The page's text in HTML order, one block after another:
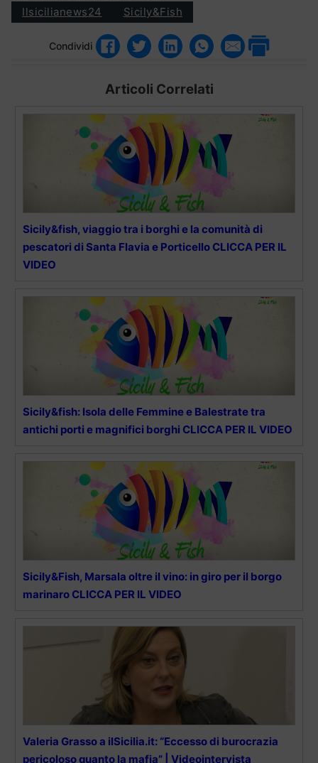
Ilsicilianews24 Sicily&Fish
Condividi
Articoli Correlati
Sicily&fish, viaggio tra i borghi e la comunità di
pescatori di Santa Flavia e Porticello CLICCA PER IL
VIDEO
Sicily&fish: Isola delle Femmine e Balestrate tra
antichi porti e magnifici borghi CLICCA PER IL VIDEO
Sicily&Fish, Marsala oltre il vino: in giro per il borgo
marinaro CLICCA PER IL VIDEO
Valeria Grasso a ilSicilia.it: “Eccesso di burocrazia
pericoloso quanto la mafia” | Videointervista